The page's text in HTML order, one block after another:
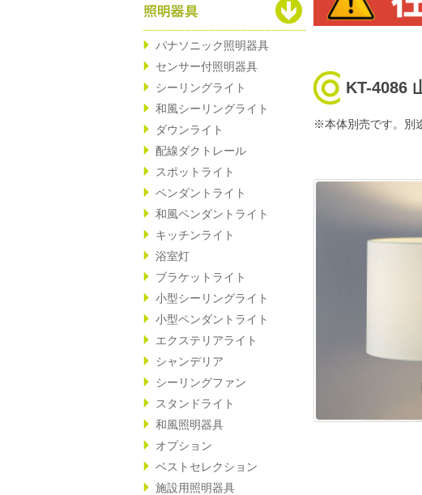
パナソニック照明器具
センサー付照明器具
シーリングライト
和風シーリングライト
ダウンライト
配線ダクトレール
スポットライト
ペンダントライト
和風ペンダントライト
キッチンライト
浴室灯
ブラケットライト
小型シーリングライト
小型ペンダントライト
エクステリアライト
シャンデリア
シーリングファン
スタンドライト
和風照明器具
オプション
ベストセレクション
施設用照明器具
※本体別売です。別
KT-4086